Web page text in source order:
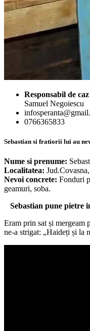
Responsabil de
Samuel Negoiescu
0766365833
Sebastian si fratiorii lui au
Nume si prenume:
Localitatea:
Nevoi concrete: Fonduri
geamuri, soba.
Sebastian pune pietre
Eram prin sat și mergeam
ne-a strigat: „Haideți și la